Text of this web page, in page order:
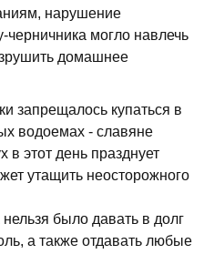
нарушение
могло навлечь
домашнее
запрещалось купаться в
водоемах - славяне
в этот день празднует
утащить неосторожного
было давать в долг
а также отдавать любые